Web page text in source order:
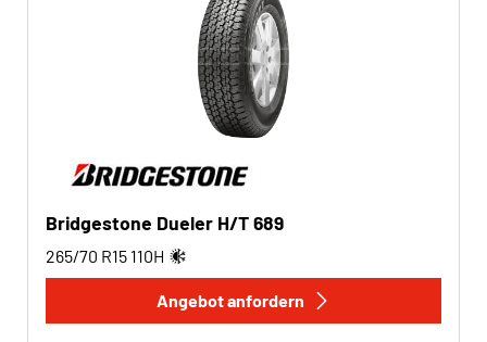
Bridgestone Dueler H/T 689
265/70 R15 110H
Angebot anfordern